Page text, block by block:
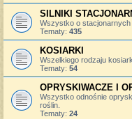
SILNIKI
Wszystko o
Tematy: 435
KOSIARKI
Wszelkiego rodzaju
Tematy: 54
OPRYSKIWACZE I
Wszystko odnośnie
roślin.
Tematy: 24